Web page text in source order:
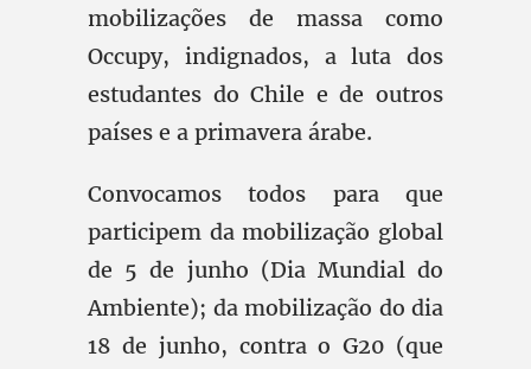
mobilizações de massa como
Occupy, indignados, a luta dos
estudantes do Chile e de outros
países e a primavera árabe.
Convocamos todos para que
participem da mobilização global
de 5 de junho (Dia Mundial do
Ambiente); da mobilização do dia
18 de junho, contra o G20 (que